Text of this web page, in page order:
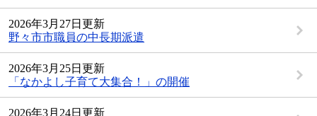
2026年3月27日更新
野々市市職員の中長期派遣
2026年3月25日更新
「なかよし子育て大集合！」の開催
2026年3月24日更新